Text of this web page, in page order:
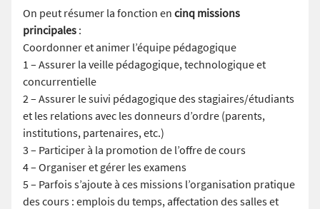
On peut résumer la fonction en cinq missions
principales :
Coordonner et animer l’équipe pédagogique
1 – Assurer la veille pédagogique, technologique et
concurrentielle
2 – Assurer le suivi pédagogique des stagiaires/étudiants
et les relations avec les donneurs d’ordre (parents,
institutions, partenaires, etc.)
3 – Participer à la promotion de l’offre de cours
4 – Organiser et gérer les examens
5 – Parfois s’ajoute à ces missions l’organisation pratique
des cours : emplois du temps, affectation des salles et